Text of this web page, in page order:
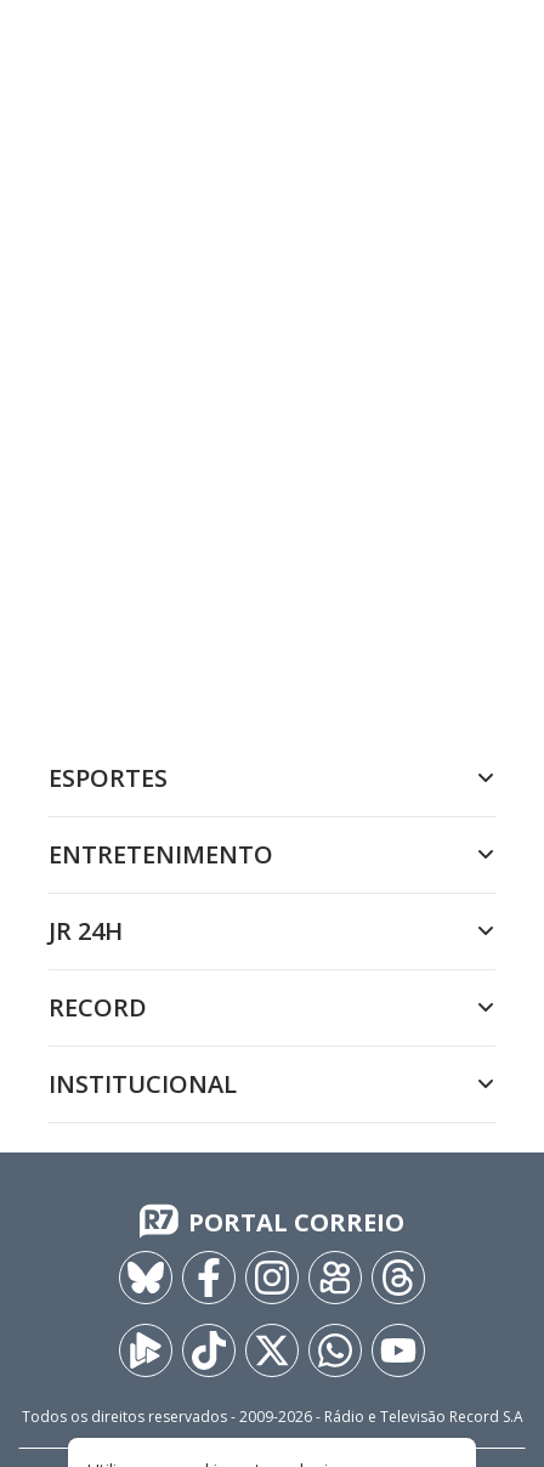
ESPORTES
ENTRETENIMENTO
JR 24H
RECORD
INSTITUCIONAL
PORTAL CORREIO
Todos os direitos reservados - 2009-2026- Rádio e Televisão Record S.A